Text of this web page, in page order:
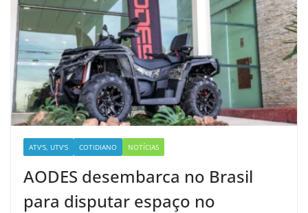
ATV'S, UTV'S COTIDIANO NOTÍCIAS
AODES desembarca no Brasil
para disputar espaço no